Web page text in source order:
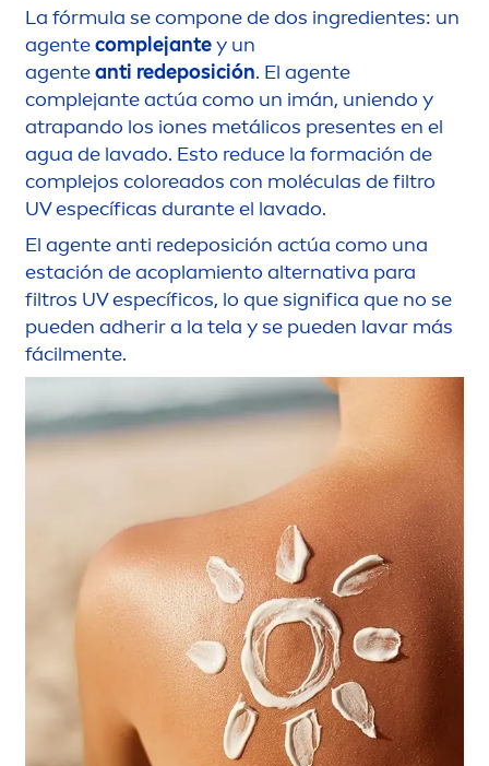
La fórmula se compone de dos ingredientes: un
agentecomplejantey un
agenteanti redeposición. El agente
complejante actúa como un imán, uniendo y
atrapando los iones metálicos presentes en el
agua de lavado. Esto reduce la formación de
complejos coloreados con moléculas de filtro
UV específicas durante el lavado.
El agente anti redeposición actúa como una
estación de acoplamiento alternativa para
filtros UV específicos, lo que significa que no se
pueden adherir a la tela y se pueden lavar más
fácilmente.